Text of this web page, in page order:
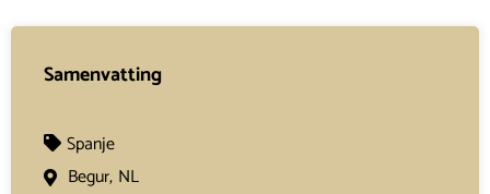
Samenvatting
Spanje
Begur, NL